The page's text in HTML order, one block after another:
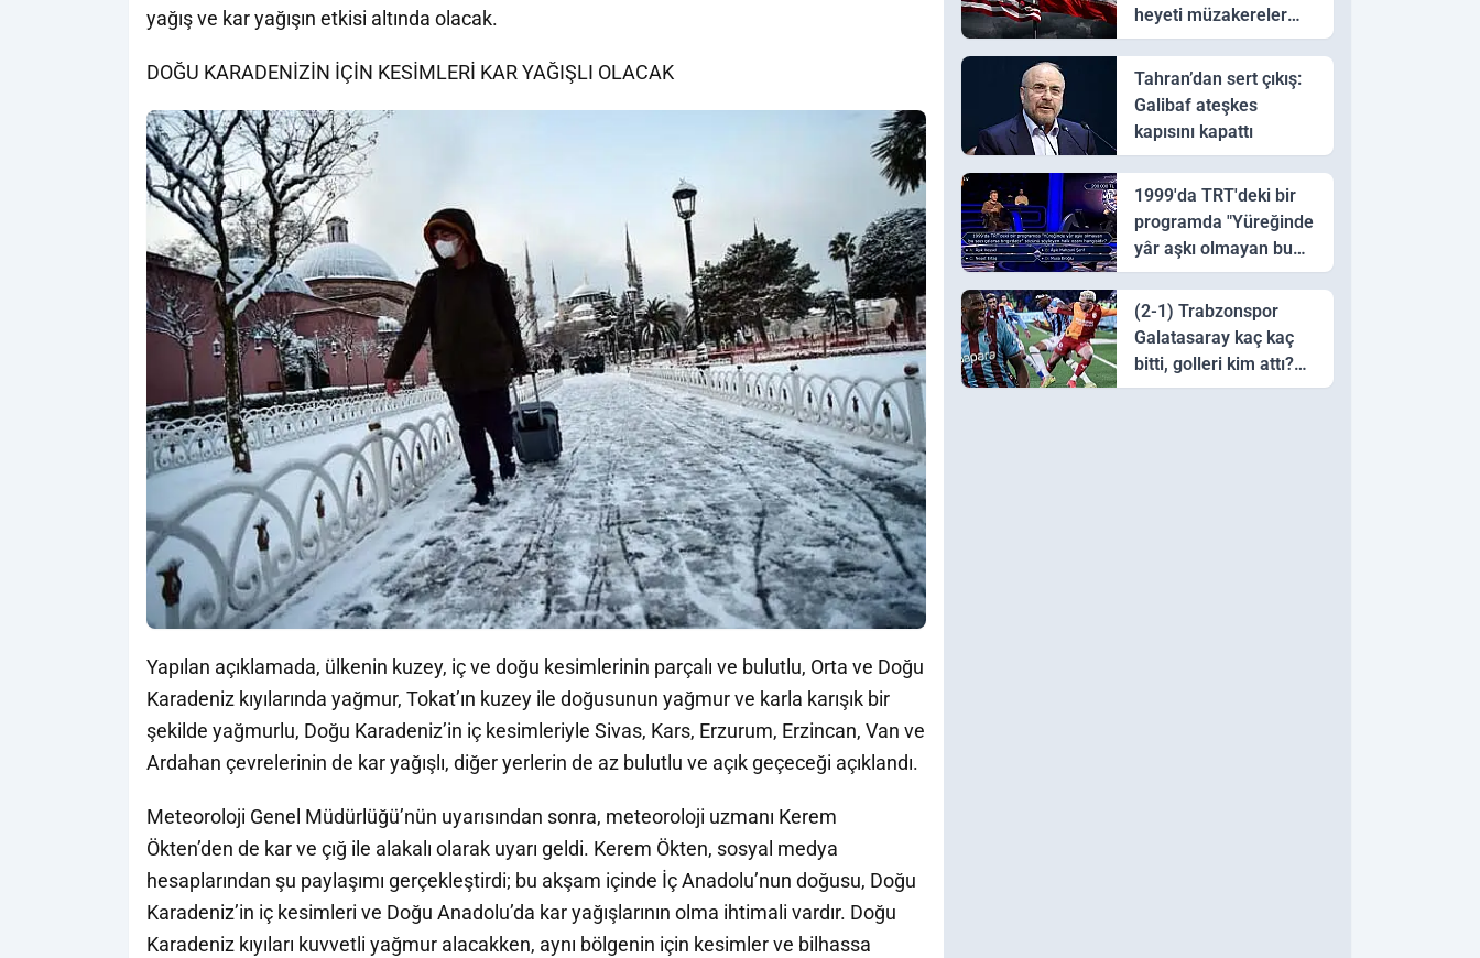
yağış ve kar yağışın etkisi altında olacak.
DOĞU KARADENİZİN İÇİN KESİMLERİ KAR YAĞIŞLI OLACAK
Yapılan açıklamada, ülkenin kuzey, iç ve doğu kesimlerinin parçalı ve bulutlu, Orta ve Doğu
Karadeniz kıyılarında yağmur, Tokat’ın kuzey ile doğusunun yağmur ve karla karışık bir
şekilde yağmurlu, Doğu Karadeniz’in iç kesimleriyle Sivas, Kars, Erzurum, Erzincan, Van ve
Ardahan çevrelerinin de kar yağışlı, diğer yerlerin de az bulutlu ve açık geçeceği açıklandı.
Meteoroloji Genel Müdürlüğü’nün uyarısından sonra, meteoroloji uzmanı Kerem
Ökten’den de kar ve çığ ile alakalı olarak uyarı geldi. Kerem Ökten, sosyal medya
hesaplarından şu paylaşımı gerçekleştirdi; bu akşam içinde İç Anadolu’nun doğusu, Doğu
Karadeniz’in iç kesimleri ve Doğu Anadolu’da kar yağışlarının olma ihtimali vardır. Doğu
Karadeniz kıyıları kuvvetli yağmur alacakken, aynı bölgenin için kesimler ve bilhassa
heyeti müzakereler
için Pakistan'a ulaştı
Tahran’dan sert çıkış:
Galibaf ateşkes
kapısını kapattı
1999'da TRT'deki bir
programda "Yüreğinde
yâr aşkı olmayan bu
sazı çalarsa tingirdatır"
sözünü söyleyen halk
ozanı hangisidir?
(2-1) Trabzonspor
Galatasaray kaç kaç
bitti, golleri kim attı?
Trabzonspor